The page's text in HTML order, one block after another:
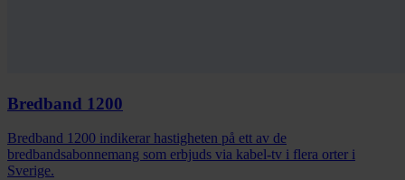
Bredband 1200
Bredband 1200 indikerar hastigheten på ett av de
bredbandsabonnemang som erbjuds via kabel-tv i flera orter i
Sverige.